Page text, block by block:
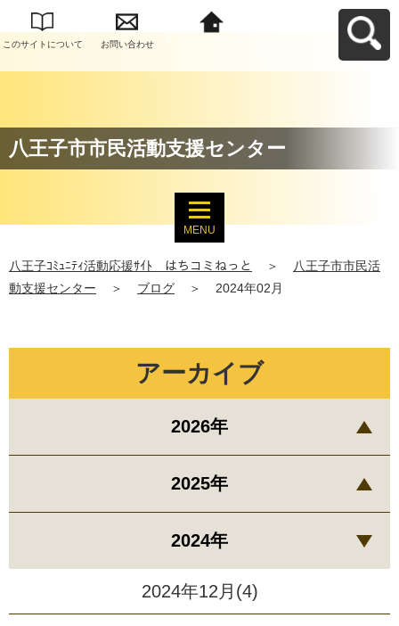
このサイトについて お問い合わせ
八王子市市民活動支援センター
MENU
八王子ｺﾐｭﾆﾃｨ活動応援ｻｲﾄ はちコミねっと ＞
八王子市市民活
動支援センター
＞ ブログ ＞ 2024年02月
アーカイブ
2026年
2025年
2024年
2024年12月(4)